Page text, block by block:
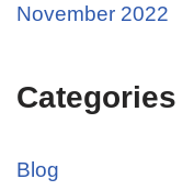
November 2022
Categories
Blog